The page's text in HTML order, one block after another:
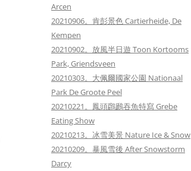
Arcen
20210906。肯彭景色 Cartierheide, De
Kempen
20210902。放風半日遊 Toon Kortooms
Park, Griendsveen
20210303。大佩爾國家公園 Nationaal
Park De Groote Peel
20210221。鳳頭鸊鷉吞魚特寫 Grebe
Eating Show
20210213。冰雪美景 Nature Ice & Snow
20210209。暴風雪後 After Snowstorm
Darcy